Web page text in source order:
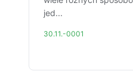
jed...
30.11.-0001